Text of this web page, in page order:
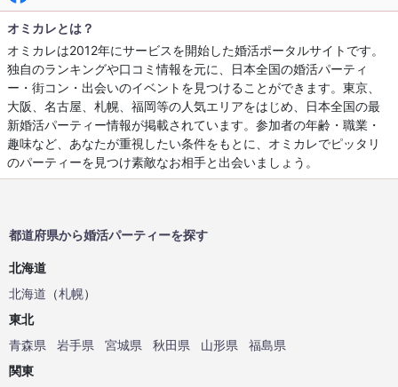
オミカレとは？
オミカレは2012年にサービスを開始した婚活ポータルサイトです。
独自のランキングや口コミ情報を元に、日本全国の婚活パーティ
ー・街コン・出会いのイベントを見つけることができます。東京、
大阪、名古屋、札幌、福岡等の人気エリアをはじめ、日本全国の最
新婚活パーティー情報が掲載されています。参加者の年齢・職業・
趣味など、あなたが重視したい条件をもとに、オミカレでピッタリ
のパーティーを見つけ素敵なお相手と出会いましょう。
都道府県から婚活パーティーを探す
北海道
北海道 （札幌）
東北
青森県
岩手県 宮城県 秋田県 山形県
福島県
関東